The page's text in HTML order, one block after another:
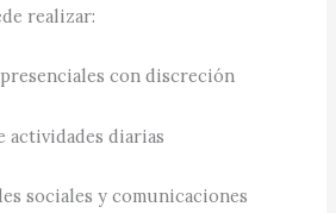
realizar:
con discreción
actividades diarias
sociales y comunicaciones